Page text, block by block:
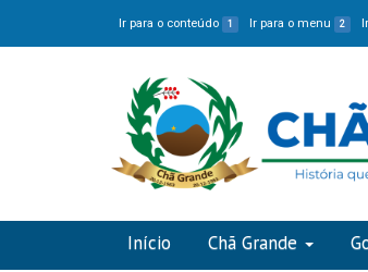
Ir para o conteúdo 1 Ir para o menu 2
Início Chã Grande